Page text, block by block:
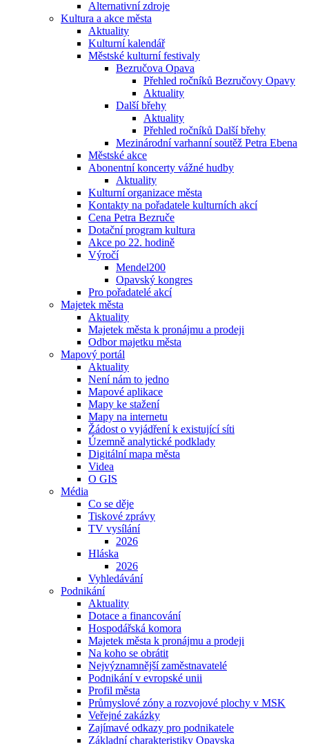
Alternativní zdroje
Kultura a akce města
Aktuality
Kulturní kalendář
Městské kulturní festivaly
Bezručova Opava
Přehled ročníků Bezručovy Opavy
Aktuality
Další břehy
Aktuality
Přehled ročníků Další břehy
Mezinárodní varhanní soutěž Petra Ebena
Městské akce
Abonentní koncerty vážné hudby
Aktuality
Kulturní organizace města
Kontakty na pořadatele kulturních akcí
Cena Petra Bezruče
Dotační program kultura
Akce po 22. hodině
Výročí
Mendel200
Opavský kongres
Pro pořadatelé akcí
Majetek města
Aktuality
Majetek města k pronájmu a prodeji
Odbor majetku města
Mapový portál
Aktuality
Není nám to jedno
Mapové aplikace
Mapy ke stažení
Mapy na internetu
Žádost o vyjádření k existující síti
Územně analytické podklady
Digitální mapa města
Videa
O GIS
Média
Co se děje
Tiskové zprávy
TV vysílání
2026
Hláska
2026
Vyhledávání
Podnikání
Aktuality
Dotace a financování
Hospodářská komora
Majetek města k pronájmu a prodeji
Na koho se obrátit
Nejvýznamnější zaměstnavatelé
Podnikání v evropské unii
Profil města
Průmyslové zóny a rozvojové plochy v MSK
Veřejné zakázky
Zajímavé odkazy pro podnikatele
Základní charakteristiky Opavska